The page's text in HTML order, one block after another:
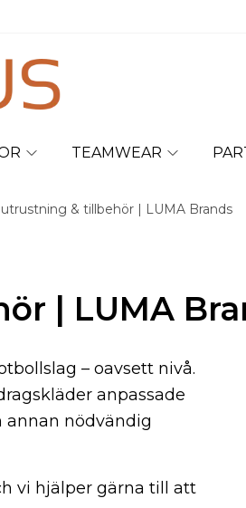
TEAMWEAR
utrustning & tillbehör | LUMA Brands
| LUMA
– oavsett nivå.
anpassade
annan nödvändig
vi hjälper gärna till att